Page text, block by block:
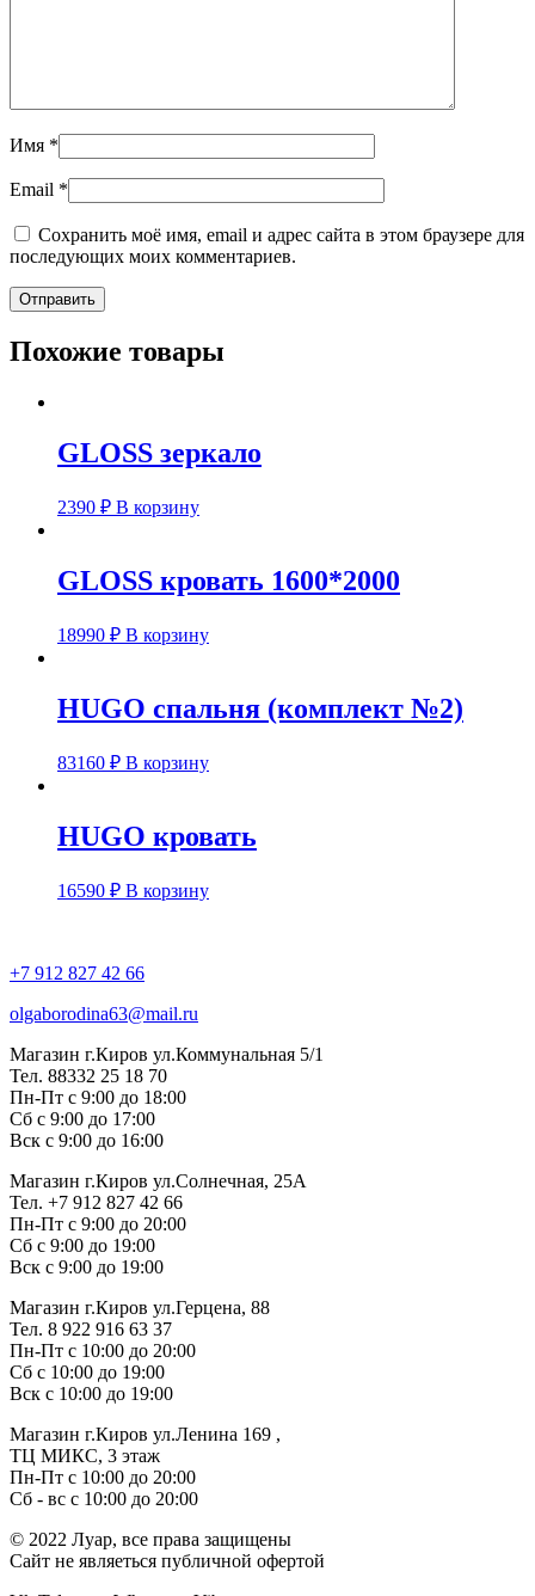
Имя *
Email *
Сохранить моё имя, email и адрес сайта в этом браузере для
последующих моих комментариев.
Похожие товары
GLOSS зеркало
2390 ₽ В корзину
GLOSS кровать 1600*2000
18990 ₽ В корзину
HUGO спальня (комплект №2)
83160 ₽ В корзину
HUGO кровать
16590 ₽ В корзину
+7 912 827 42 66
olgaborodina63@mail.ru
Магазин г.Киров ул.Коммунальная 5/1
Тел. 88332 25 18 70
Пн-Пт с 9:00 до 18:00
Сб с 9:00 до 17:00
Вск с 9:00 до 16:00
Магазин г.Киров ул.Солнечная, 25А
Тел. +7 912 827 42 66
Пн-Пт с 9:00 до 20:00
Сб с 9:00 до 19:00
Вск с 9:00 до 19:00
Магазин г.Киров ул.Герцена, 88
Тел. 8 922 916 63 37
Пн-Пт с 10:00 до 20:00
Сб с 10:00 до 19:00
Вск с 10:00 до 19:00
Магазин г.Киров ул.Ленина 169 ,
ТЦ МИКС, 3 этаж
Пн-Пт с 10:00 до 20:00
Сб - вс с 10:00 до 20:00
© 2022 Луар, все права защищены
Сайт не являеться публичной офертой